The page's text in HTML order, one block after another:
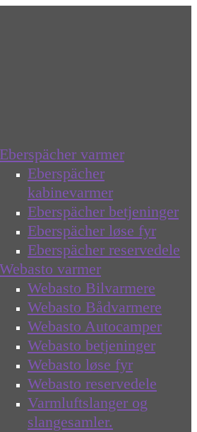
Eberspächer varmer
Eberspächer
kabinevarmer
Eberspächer betjeninger
Eberspächer løse fyr
Eberspächer reservedele
Webasto varmer
Webasto Bilvarmere
Webasto Bådvarmere
Webasto Autocamper
Webasto betjeninger
Webasto løse fyr
Webasto reservedele
Varmluftslanger og
slangesamler.